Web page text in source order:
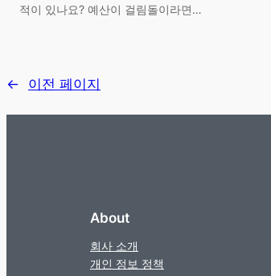
적이 있나요? 예산이 걸림돌이라면…
← 이전 페이지
About
회사 소개
개인 정보 정책